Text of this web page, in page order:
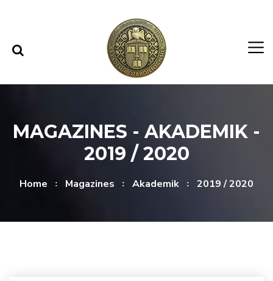
MAGAZINES - AKADEMIK -
2019 / 2020
Home Magazines Akademik 2019 / 2020